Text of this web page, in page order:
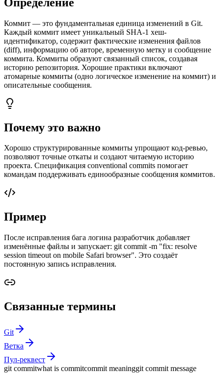
Коммит — это фундаментальная единица изменений в Git.
Каждый коммит имеет уникальный SHA-1 хеш-
идентификатор, содержит фактические изменения файлов
(diff), информацию об авторе, временную метку и сообщение
коммита. Коммиты образуют связанный список, создавая
историю репозитория. Хорошие практики включают
атомарные коммиты (одно логическое изменение на коммит) и
описательные сообщения.
Почему это важно
Хорошо структурированные коммиты упрощают код-ревью,
позволяют точные откаты и создают читаемую историю
проекта. Спецификация conventional commits помогает
командам поддерживать единообразные сообщения коммитов.
Пример
После исправления бага логина разработчик добавляет
изменённые файлы и запускает: git commit -m "fix: resolve
session timeout on mobile Safari browser". Это создаёт
постоянную запись исправления.
Связанные термины
Git
Ветка
Пул-реквест
git commitwhat is commitcommit meaninggit commit message